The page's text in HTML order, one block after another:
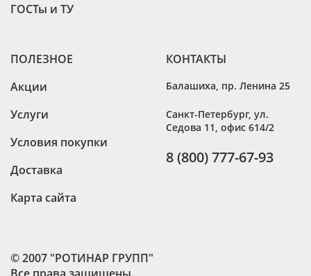
© 2007 "РОТИНАР ГРУПП"
Все права защищены.
ГОСТы и ТУ
ПОЛЕЗНОЕ
Акции
Услуги
Условия покупки
Доставка
Карта сайта
КОНТАКТЫ
Балашиха пр. Ленина 25
Санкт-Петербург, ул.
Седова 11, офис 614/2
8 (800) 777-67-93